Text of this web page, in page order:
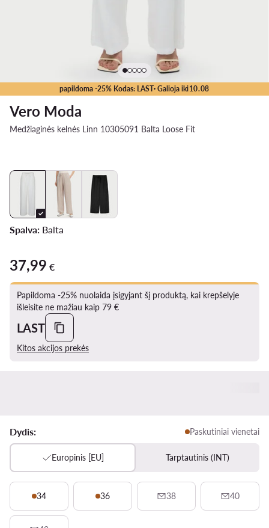
papildoma -25% Kodas: LAST· Galioja iki10.08
Vero Moda
Medžiaginės kelnės Linn 10305091 Balta Loose Fit
Spalva: Balta
37,99 €
37,99 €
Papildoma -25% nuolaida įsigyjant šį produktą, kai krepšelyje
išleisite ne mažiau kaip 79 €
LAST
Kitos akcijos prekės
Dydis: Paskutiniai vienetai
Europinis [EU] Tarptautinis (INT)
34 36 38 40